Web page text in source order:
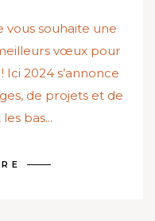
vous souhaite une
vœux pour
2024 s’annonce
de projets et de
bas...